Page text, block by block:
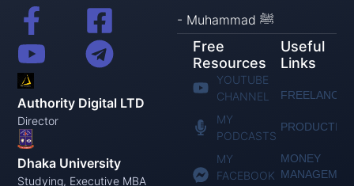
Authority Digital LTD
Director
Dhaka University
Studying, Executive MBA
- Muhammad ﷺ
Free
Resources
YOUTUBE
CHANNEL
MY
PODCASTS
MY
FACEBOOK
Useful
Links
MONEY